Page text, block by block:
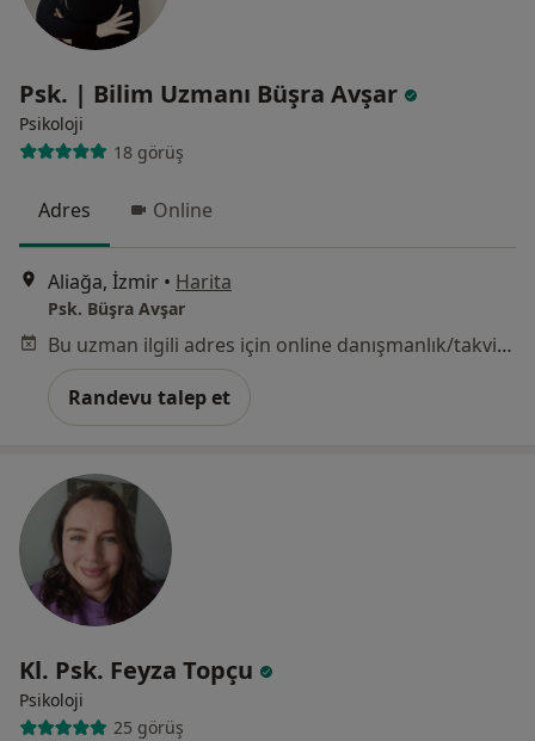
Psk. | Bilim Uzmanı Büşra Avşar
Psikoloji
18 görüş
Adres Online
Aliağa, İzmir • Harita
Psk. Büşra Avşar
Bu uzman ilgili adres için online danışmanlık/takvim sunmuyor.
Randevu talep et
Kl. Psk. Feyza Topçu
Psikoloji
25 görüş